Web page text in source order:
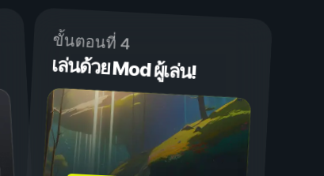
ขั้นตอนที่ 4
เล่นด้วย Mod ผู้เล่น!